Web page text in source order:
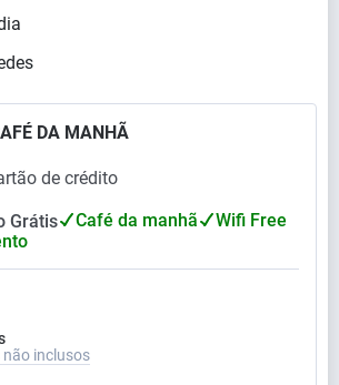
DA MANHÃ
de crédito
Grátis Café da manhã
Wifi Free
inclusos